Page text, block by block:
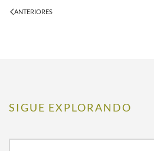
ANTERIORES
SIGUE EXPLORANDO